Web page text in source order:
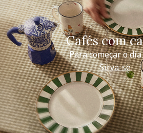
Cafés com
Para começar o
Sirva-se